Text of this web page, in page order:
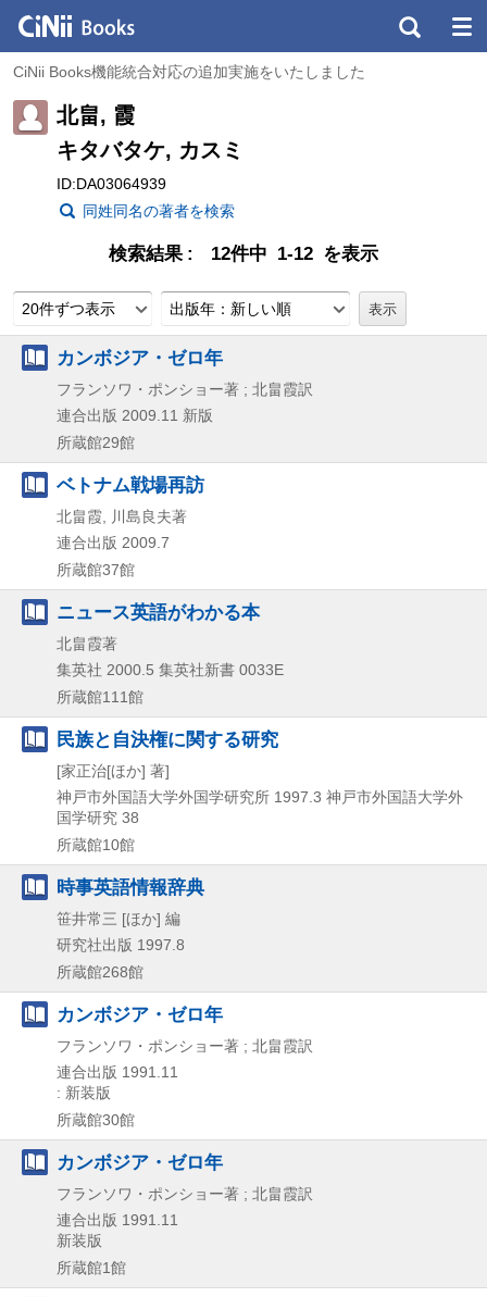
CiNii Books機能統合対応の追加実施をいたしました
北畠, 霞
キタバタケ, カスミ
ID:DA03064939
同姓同名の著者を検索
検索結果 12件中 1-12 を表示
20件ずつ表示 出版年：新しい順
カンボジア・ゼロ年
フランソワ・ポンショー著 ; 北畠霞訳
連合出版 2009.11 新版
所蔵館29館
ベトナム戦場再訪
北畠霞, 川島良夫著
連合出版 2009.7
所蔵館37館
ニュース英語がわかる本
北畠霞著
集英社 2000.5 集英社新書 0033E
所蔵館111館
民族と自決権に関する研究
[家正治[ほか] 著]
神戸市外国語大学外国学研究所 1997.3 神戸市外国語大学外
国学研究 38
所蔵館10館
時事英語情報辞典
笹井常三 [ほか] 編
研究社出版 1997.8
所蔵館268館
カンボジア・ゼロ年
フランソワ・ポンショー著 ; 北畠霞訳
連合出版 1991.11
: 新装版
所蔵館30館
カンボジア・ゼロ年
フランソワ・ポンショー著 ; 北畠霞訳
連合出版 1991.11
新装版
所蔵館1館